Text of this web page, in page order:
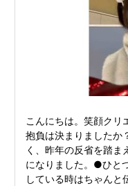
こんにちは。笑顔クリ
抱負は決まりましたか
く、昨年の反省を踏ま
になりました。●ひと
している時はちゃんと